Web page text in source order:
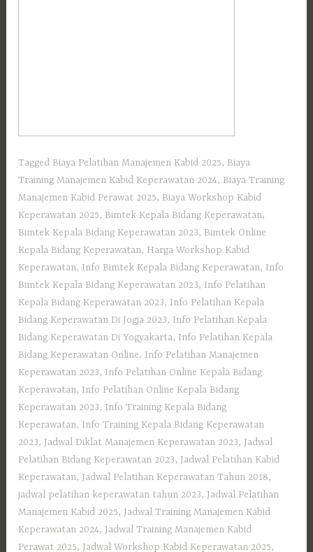
Tagged Biaya Pelatihan Manajemen Kabid 2025, Biaya
Training Manajemen Kabid Keperawatan 2024, Biaya Training
Manajemen Kabid Perawat 2025, Biaya Workshop Kabid
Keperawatan 2025, Bimtek Kepala Bidang Keperawatan,
Bimtek Kepala Bidang Keperawatan 2023, Bimtek Online
Kepala Bidang Keperawatan, Harga Workshop Kabid
Keperawatan, Info Bimtek Kepala Bidang Keperawatan, Info
Bimtek Kepala Bidang Keperawatan 2023, Info Pelatihan
Kepala Bidang Keperawatan 2023, Info Pelatihan Kepala
Bidang Keperawatan Di Jogja 2023, Info Pelatihan Kepala
Bidang Keperawatan Di Yogyakarta, Info Pelatihan Kepala
Bidang Keperawatan Online, Info Pelatihan Manajemen
Keperawatan 2023, Info Pelatihan Online Kepala Bidang
Keperawatan, Info Pelatihan Online Kepala Bidang
Keperawatan 2023, Info Training Kepala Bidang
Keperawatan, Info Training Kepala Bidang Keperawatan
2023, Jadwal Diklat Manajemen Keperawatan 2023, Jadwal
Pelatihan Bidang Keperawatan 2023, Jadwal Pelatihan Kabid
Keperawatan, Jadwal Pelatihan Keperawatan Tahun 2018,
jadwal pelatihan keperawatan tahun 2023, Jadwal Pelatihan
Manajemen Kabid 2025, Jadwal Training Manajemen Kabid
Keperawatan 2024, Jadwal Training Manajemen Kabid
Perawat 2025, Jadwal Workshop Kabid Keperawatan 2025,